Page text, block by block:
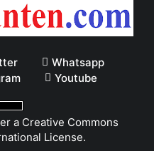
Whatsapp
Youtube
a Creative Commons
License.